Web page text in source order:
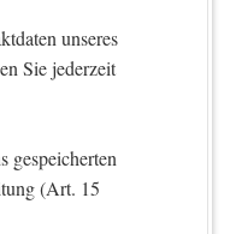
unseres
Sie jederzeit
gespeicherten
(Art. 15